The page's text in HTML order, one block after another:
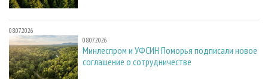
08.07.2026
08.07.2026
Минлеспром и УФСИН Поморья подписали новое
соглашение о сотрудничестве